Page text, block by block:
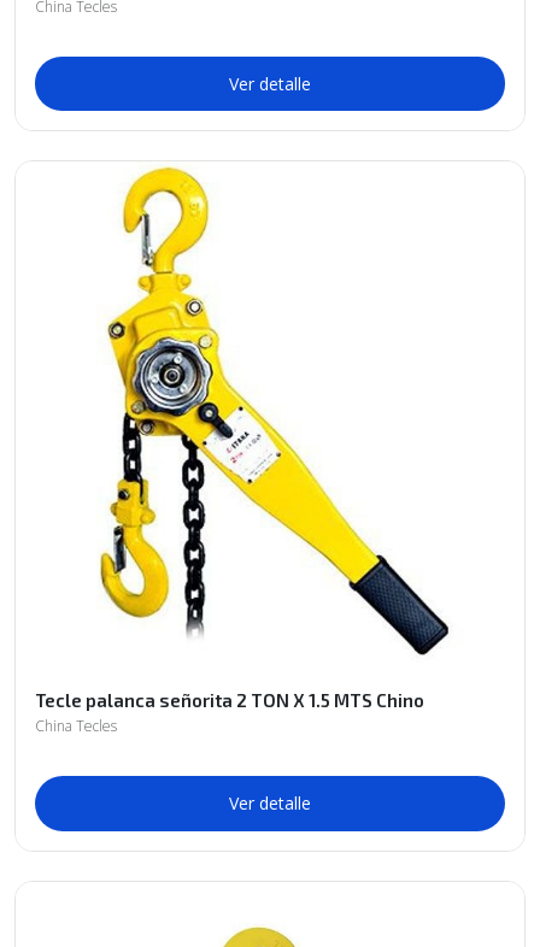
China Tecles
Ver detalle
Tecle palanca señorita 2 TON X 1.5 MTS Chino
China Tecles
Ver detalle